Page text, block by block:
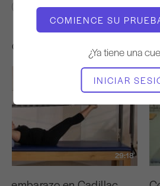
COMIENCE SU
¿Ya tiene una
INICIAR
Intermedio
20 - 30 min Mat
Otros entrenamientos que te
29:18